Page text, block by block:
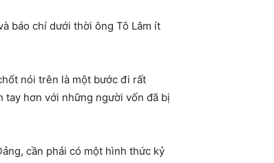
báo chí dưới thời ông Tô Lâm ít
nói trên là một bước đi rất
tay hơn với những người vốn đã bị
cần phải có một hình thức kỷ